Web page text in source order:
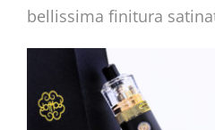
bellissima finitura